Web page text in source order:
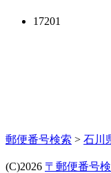
17201
郵便番号検索 > 石川
(C)2026 〒郵便番号